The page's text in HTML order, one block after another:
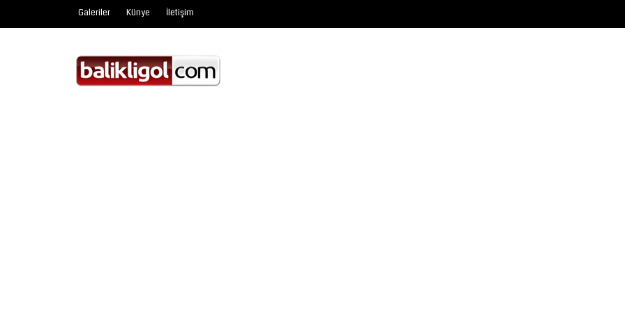
Galeriler Künye İletişim